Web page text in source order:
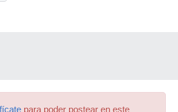
para poder postear en este